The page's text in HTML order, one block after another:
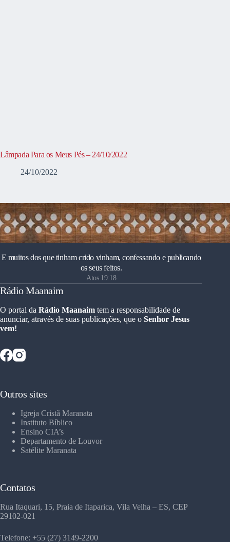
Lâmpada Para os Meus Pés – 24/10/2022
24/10/2022
E muitos dos que tinham crido vinham, confessando e publicando
os seus feitos.
Atos 19:18
Rádio Maanaim
O portal da Rádio Maanaim tem a responsabilidade de
anunciar, através de suas publicações, que o Senhor Jesus
vem!
Outros sites
Igreja Cristã Maranata
Instituto Bíblico
Ensino CIA’s
Departamento de Louvor
Satélite Maranata
Contatos
Rua Itaquari, 15, Praia de Itaparica, Vila Velha – ES, CEP
29102-021
Telefone: +55 (27) 3149-2200